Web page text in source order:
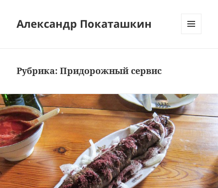
Александр Покаташкин
Рубрика:Придорожный сервис